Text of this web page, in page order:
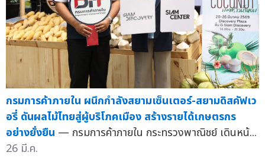
กรมการค้าภายใน ผนึกกำลังสยามเซ็นเตอร์-สยามดิสคัฟเว
อรี่ ดันผลไม้ไทยสู่ผู้บริโภคเมือง สร้างรายได้เกษตรกร
อย่างยั่งยืน — กรมการค้าภายใน กระทรวงพาณิชย์ เดินหน้...
26 มี.ค.